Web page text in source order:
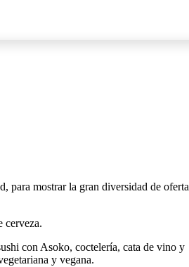
para mostrar la gran diversidad de oferta
cerveza.
con Asoko, coctelería, cata de vino y
y vegana.